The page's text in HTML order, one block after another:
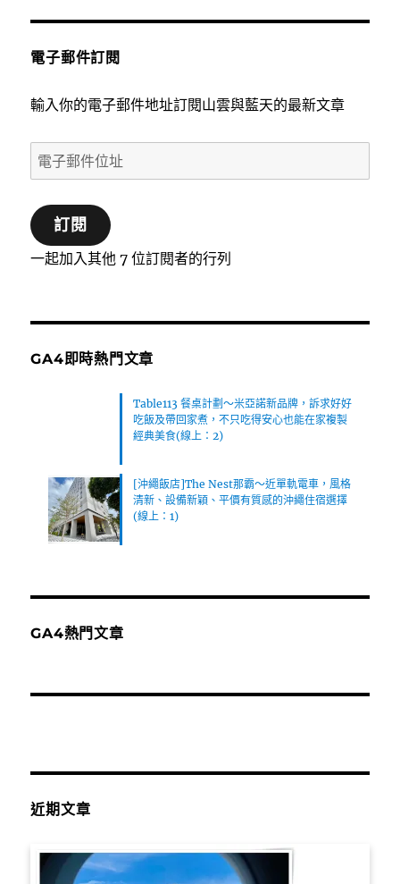
電子郵件訂閱
輸入你的電子郵件地址訂閱山雲與藍天的最新文章
電
子
郵
件
位
訂閱
一起加入其他 7 位訂閱者的行列
GA4即時熱門文章
Table113 餐桌計劃～米亞諾新品牌，訴求好好
吃飯及帶回家煮，不只吃得安心也能在家複製
經典美食(線上：2)
[沖繩飯店]The Nest那霸～近單軌電車，風格
清新、設備新穎、平價有質感的沖繩住宿選擇
(線上：1)
GA4熱門文章
近期文章